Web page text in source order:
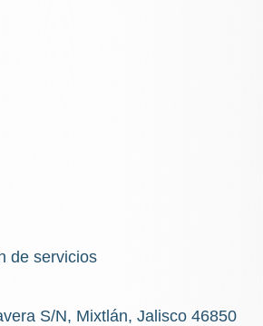
de servicios
S/N, Mixtlán, Jalisco 46850